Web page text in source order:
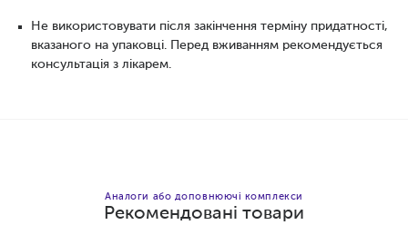
Не використовувати після закінчення терміну придатності,
вказаного на упаковці. Перед вживанням рекомендується
консультація з лікарем.
Додати в кошик
Аналоги або доповнюючі комплекси
Рекомендовані товари